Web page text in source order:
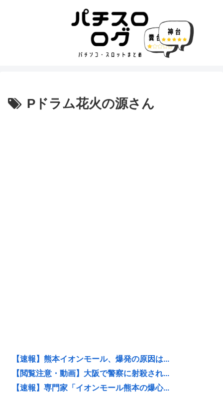
Pドラム花火の源さん
【速報】熊本イオンモール、爆発の原因は...
【閲覧注意・動画】大阪で警察に射殺され...
【速報】専門家「イオンモール熊本の爆心...